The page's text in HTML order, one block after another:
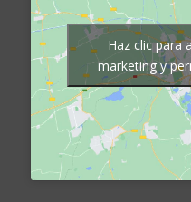
Haz clic para
marketing y